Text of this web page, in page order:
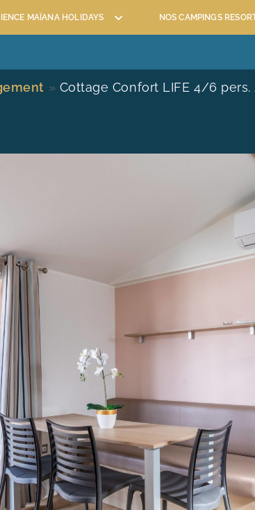
MAÏANA HOLIDAYS NOS CAMPINGS
L’EXPERIENCE
NOS CAMPINGS
» Cottage Confort LIFE 4/6 pers.